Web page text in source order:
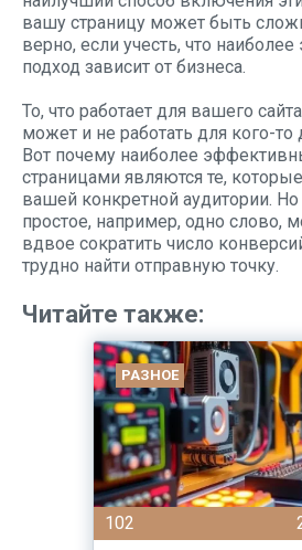
вашу страницу может быть
верно, если учесть, что
подход зависит от бизнеса.
То, что работает для вашего
может и не работать для кого-то
Вот почему наиболее
страницами являются те,
вашей конкретной аудитории. Но
простое, например, одно слово,
вдвое сократить число
трудно найти отправную точку.
Читайте также:
РАЗНОЕ
102